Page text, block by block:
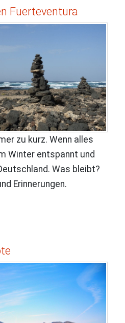
Fuerteventura
zu kurz. Wenn alles
Winter entspannt und
Was bleibt?
Erinnerungen.